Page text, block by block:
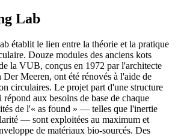
Lab
établit le lien entre la théorie et la pratique
Douze modules des anciens kots
la VUB, conçus en 1972 par l'architecte
Meeren, ont été rénovés à l'aide de
circulaires. Le projet part d'une structure
aux besoins de base de chaque
de l'« as found » — telles que l'inertie
— sont exploitées au maximum et
de matériaux bio-sourcés. Des